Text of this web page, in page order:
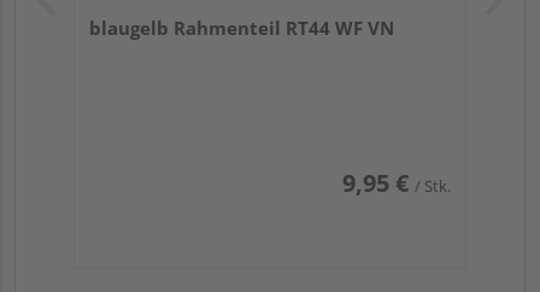
blaugelb Rahmenteil RT44 WF VN
9,95 € / Stk.